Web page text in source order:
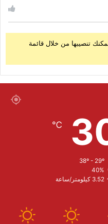
تنصيبها من خلال قائمة
℃
38º - 29º
40%
3.52 كيلومتر/ساعة